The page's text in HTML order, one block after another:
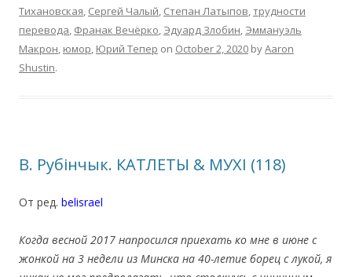
Тихановская, Сергей Чалый, Степан Латыпов,трудности
перевода, Франак Вечёрко, Эдуард Злобин, Эммануэль
Макрон, юмор, Юрий Тепер on October 2, 2020 byAaron
Shustin.
В. Рубінчык. КАТЛЕТЫ & МУХІ (118)
От ред. belisrael
Когда весной 2017 напросился приехать ко мне в июне с
жонкой на 3 недели из Минска на 40-летие борец с лукой, я